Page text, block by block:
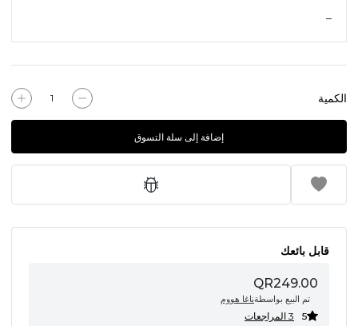
–
الكمية
إضافة إلى سلة التسوق
قابل بائعك
QR249.00
تم البيع بواسطةناغا هووم
5 3 المراجعات